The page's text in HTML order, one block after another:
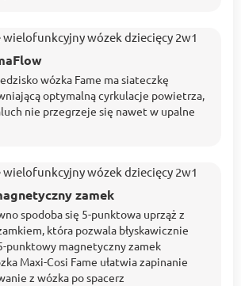
wózka Fame ma siateczkę
optymalną cyrkulacje powietrza,
nie przegrzeje się nawet w upalne
zamek
spodoba się 5-punktowa uprząż z
która pozwala błyskawicznie
punktowy magnetyczny zamek
Maxi-Cosi Fame ułatwia zapinanie
z wózka po spacerz